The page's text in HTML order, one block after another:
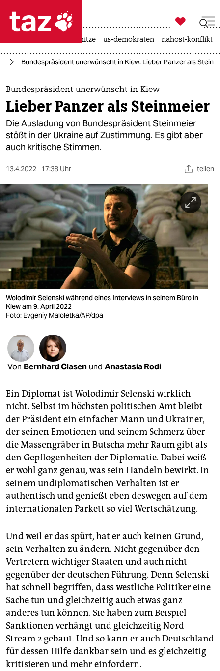
 taz zahl ich
taz zahl ich
themen
politik
öko
sport
berlin
nord
wahrheit
verlag
verlag
shop
fragen & hilfe
abo
genossenschaft
epaper login

taz zahl ich
hitze us-demokraten nahost-konflikt
Bundespräsident unerwünscht in Kiew: Lieber Panzer als
Bundespräsident unerwünscht in Kiew
Lieber Panzer als Steinmeier
Die Ausladung von Bundespräsident Steinmeier
stößt in der Ukraine auf Zustimmung. Es gibt aber
auch kritische Stimmen.
13.4.2022 17:38 Uhr teilen
Wolodimir Selenski während eines Interviews in seinem Büro in
Kiew am 9. April 2022
Foto: Evgeniy Maloletka/AP/dpa
Von Bernhard Clasen und Anastasia Rodi
Ein Diplomat ist Wolodimir Selenski wirklich
nicht. Selbst im höchsten politischen Amt bleibt
der Präsident ein einfacher Mann und Ukrainer,
der seinen Emotionen und seinem Schmerz über
die Massengräber in Butscha mehr Raum gibt als
den Gepflogenheiten der Diplomatie. Dabei weiß
er wohl ganz genau, was sein Handeln bewirkt. In
seinem undiplomatischen Verhalten ist er
authentisch und genießt eben deswegen auf dem
internationalen Parkett so viel Wertschätzung.
Und weil er das spürt, hat er auch keinen Grund,
sein Verhalten zu ändern. Nicht gegenüber den
Vertretern wichtiger Staaten und auch nicht
gegenüber der deutschen Führung. Denn Selenski
hat schnell begriffen, dass westliche Politiker eine
Sache tun und gleichzeitig auch etwas ganz
anderes tun können. Sie haben zum Beispiel
Sanktionen verhängt und gleichzeitig Nord
Stream 2 gebaut. Und so kann er auch Deutschland
für dessen Hilfe dankbar sein und es gleichzeitig
kritisieren und mehr einfordern.